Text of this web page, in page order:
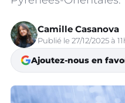
Camille Casanova
Publié le 27/12/2025 à
Ajoutez-nous en